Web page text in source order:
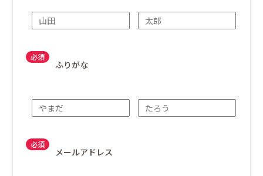
ふりがな
メールアドレス